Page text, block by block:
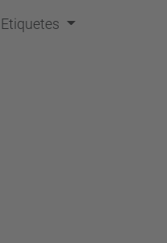
Etiquetes